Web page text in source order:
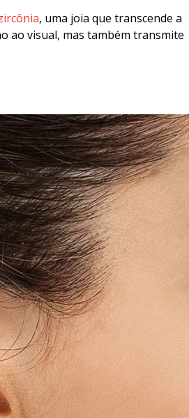
, uma joia que transcende a
ao visual, mas também transmite